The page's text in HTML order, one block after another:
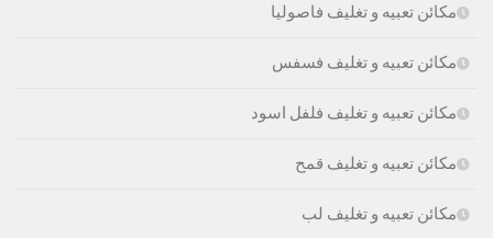
مكائن تعبيه و تغليف فاصوليا
مكائن تعبيه و تغليف فسفس
مكائن تعبيه و تغليف فلفل اسود
مكائن تعبيه و تغليف قمح
مكائن تعبيه و تغليف لب